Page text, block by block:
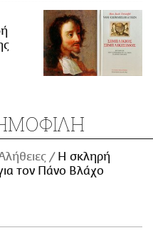
H σκληρή
τον Πάνο Βλάχο